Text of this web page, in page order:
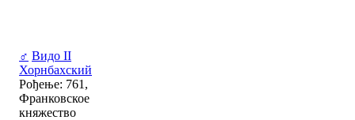
♂ Видо II
Хорнбахский
Рођење: 761,
Франковское
княжество